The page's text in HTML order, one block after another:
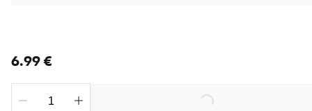
6.99 €